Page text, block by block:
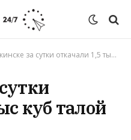
за сутки откачали 1,5 тыс куб талой воды
куб талой